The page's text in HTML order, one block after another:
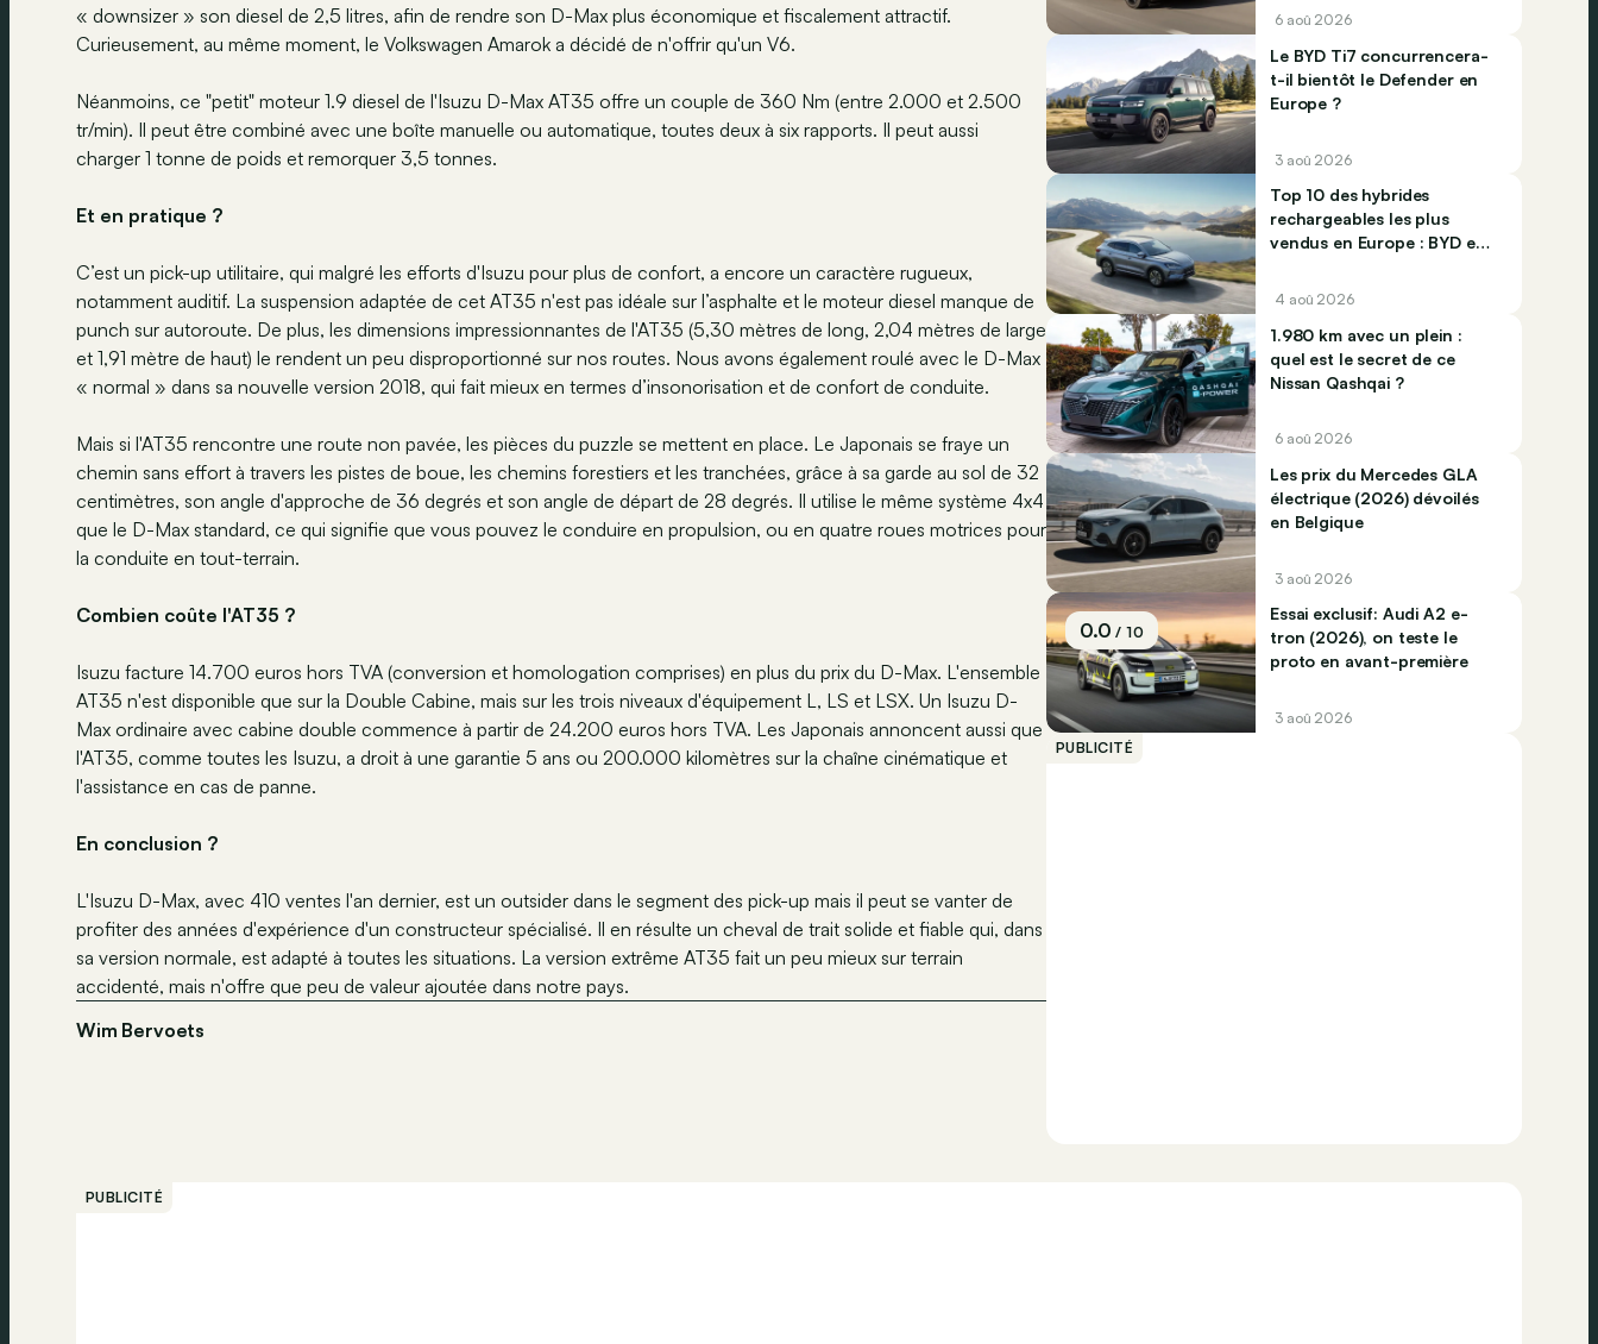
« downsizer » son diesel de 2,5 litres, afin de rendre son D-Max plus économique et fiscalement attractif.
Curieusement, au même moment, le Volkswagen Amarok a décidé de n'offrir qu'un V6.
Néanmoins, ce "petit" moteur 1.9 diesel de l'Isuzu D-Max AT35 offre un couple de 360 Nm (entre 2.000 et 2.500
tr/min). Il peut être combiné avec une boîte manuelle ou automatique, toutes deux à six rapports. Il peut aussi
charger 1 tonne de poids et remorquer 3,5 tonnes.
Et en pratique ?
C’est un pick-up utilitaire, qui malgré les efforts d'Isuzu pour plus de confort, a encore un caractère rugueux,
notamment auditif. La suspension adaptée de cet AT35 n'est pas idéale sur l’asphalte et le moteur diesel manque de
punch sur autoroute. De plus, les dimensions impressionnantes de l'AT35 (5,30 mètres de long, 2,04 mètres de large
et 1,91 mètre de haut) le rendent un peu disproportionné sur nos routes. Nous avons également roulé avec le D-Max
« normal » dans sa nouvelle version 2018, qui fait mieux en termes d’insonorisation et de confort de conduite.
Mais si l'AT35 rencontre une route non pavée, les pièces du puzzle se mettent en place. Le Japonais se fraye un
chemin sans effort à travers les pistes de boue, les chemins forestiers et les tranchées, grâce à sa garde au sol de 32
centimètres, son angle d'approche de 36 degrés et son angle de départ de 28 degrés. Il utilise le même système 4x4
que le D-Max standard, ce qui signifie que vous pouvez le conduire en propulsion, ou en quatre roues motrices pour
la conduite en tout-terrain.
Combien coûte l'AT35 ?
Isuzu facture 14.700 euros hors TVA (conversion et homologation comprises) en plus du prix du D-Max. L'ensemble
AT35 n'est disponible que sur la Double Cabine, mais sur les trois niveaux d'équipement L, LS et LSX. Un Isuzu D-
Max ordinaire avec cabine double commence à partir de 24.200 euros hors TVA. Les Japonais annoncent aussi que
l'AT35, comme toutes les Isuzu, a droit à une garantie 5 ans ou 200.000 kilomètres sur la chaîne cinématique et
l'assistance en cas de panne.
En conclusion ?
L'Isuzu D-Max, avec 410 ventes l'an dernier, est un outsider dans le segment des pick-up mais il peut se vanter de
profiter des années d'expérience d'un constructeur spécialisé. Il en résulte un cheval de trait solide et fiable qui, dans
sa version normale, est adapté à toutes les situations. La version extrême AT35 fait un peu mieux sur terrain
accidenté, mais n'offre que peu de valeur ajoutée dans notre pays.
Wim Bervoets
6 aoû 2026
Le BYD Ti7 concurrencera-
t-il bientôt le Defender en
Europe ?
3 aoû 2026
Top 10 des hybrides
rechargeables les plus
vendus en Europe : BYD et
4 aoû 2026
1.980 km avec un plein :
quel est le secret de ce
Nissan Qashqai ?
6 aoû 2026
Les prix du Mercedes GLA
électrique (2026) dévoilés
en Belgique
3 aoû 2026
0.0/ 10
Essai exclusif: Audi A2 e-
tron (2026), on teste le
proto en avant-première
3 aoû 2026
PUBLICITÉ
PUBLICITÉ